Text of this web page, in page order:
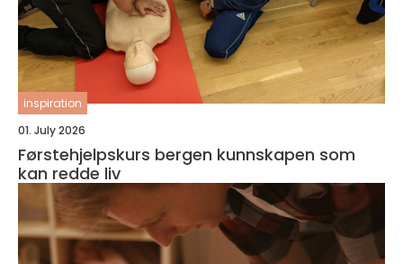
inspiration
01. July 2026
Førstehjelpskurs bergen kunnskapen som
kan redde liv